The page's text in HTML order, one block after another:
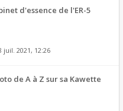
d'essence de l'ER-5
juil. 2021, 12:26
de A à Z sur sa Kawette